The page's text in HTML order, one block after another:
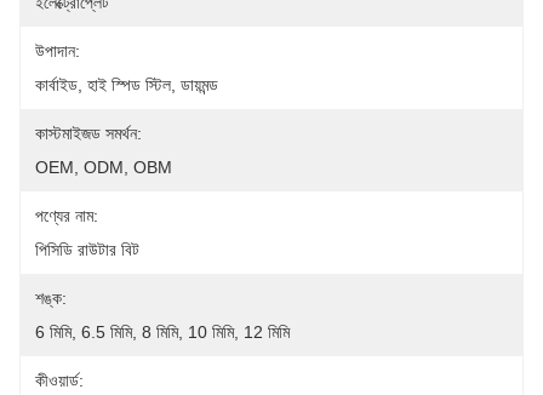
উপাদান:
কার্বাইড, হাই স্পিড স্টিল, ডায়মন্ড
কাস্টমাইজড সমর্থন:
OEM, ODM, OBM
পণ্যের নাম:
পিসিডি রাউটার বিট
শঙ্ক:
6 মিমি, 6.5 মিমি, 8 মিমি, 10 মিমি, 12 মিমি
কীওয়ার্ড: